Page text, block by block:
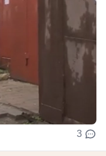
3